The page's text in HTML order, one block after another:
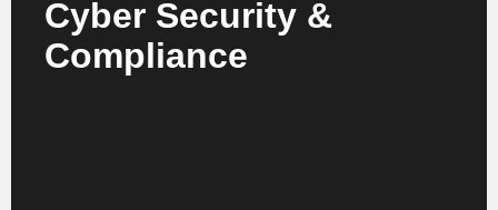
Cyber Security &
Compliance
Schützen Sie Apps und Daten vor Angriffen und
Compliance-Verstößen – mit KI-basierter Security,